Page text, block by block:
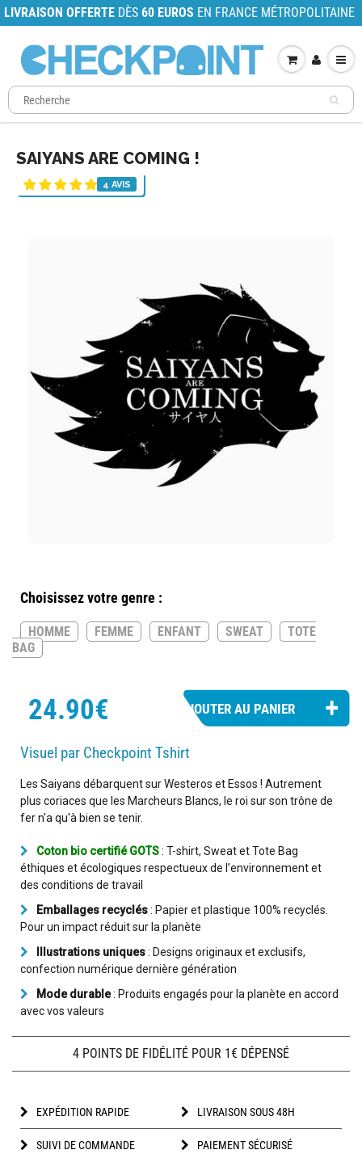
LIVRAISON OFFERTE DÈS 60 EUROS EN FRANCE MÉTROPOLITAINE
SAIYANS ARE COMING !
4 AVIS
Choisissez votre genre :
HOMME FEMME ENFANT SWEAT
TOTE
BAG
24.90€
Visuel par Checkpoint Tshirt
Les Saiyans débarquent sur Westeros et Essos ! Autrement
plus coriaces que les Marcheurs Blancs, le roi sur son trône de
fer n'a qu'à bien se tenir.
Coton bio certifié GOTS: T-shirt, Sweat et Tote Bag
éthiques et écologiques respectueux de l’environnement et
des conditions de travail
Emballages recyclés: Papier et plastique 100% recyclés.
Pour un impact réduit sur la planète
Illustrations uniques: Designs originaux et exclusifs,
confection numérique dernière génération
Mode durable: Produits engagés pour la planète en accord
avec vos valeurs
4 POINTS DE FIDÉLITÉ POUR 1€ DÉPENSÉ
EXPÉDITION RAPIDE LIVRAISON SOUS 48H
SUIVI DE COMMANDE PAIEMENT SÉCURISÉ